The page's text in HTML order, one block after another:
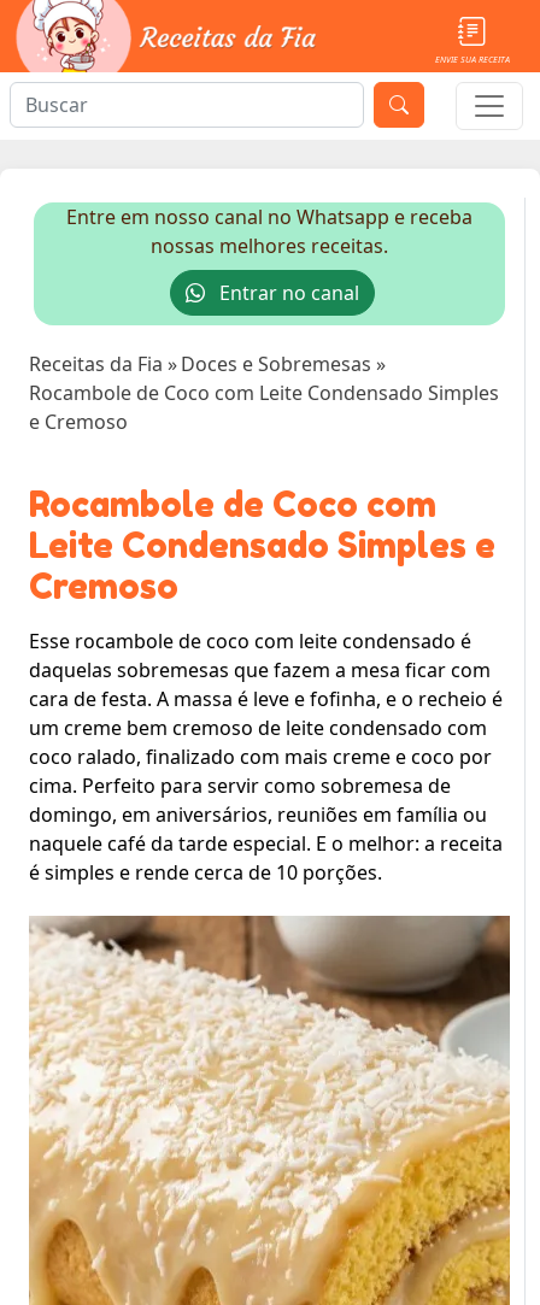
ENVIE SUA RECEITA
Entre em nosso canal no Whatsapp e receba
nossas melhores receitas.
Entrar no canal
Receitas da Fia »Doces e Sobremesas »
Rocambole de Coco com Leite Condensado Simples
e Cremoso
Rocambole de Coco com
Leite Condensado Simples e
Cremoso
Esse rocambole de coco com leite condensado é
daquelas sobremesas que fazem a mesa ficar com
cara de festa. A massa é leve e fofinha, e o recheio é
um creme bem cremoso de leite condensado com
coco ralado, finalizado com mais creme e coco por
cima. Perfeito para servir como sobremesa de
domingo, em aniversários, reuniões em família ou
naquele café da tarde especial. E o melhor: a receita
é simples e rende cerca de 10 porções.